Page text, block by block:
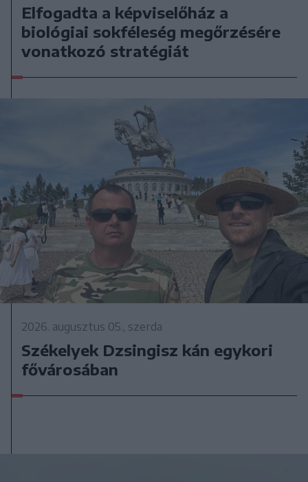
Elfogadta a képviselőház a
biológiai sokféleség megőrzésére
vonatkozó stratégiát
2026. augusztus 05., szerda
Székelyek Dzsingisz kán egykori
fővárosában